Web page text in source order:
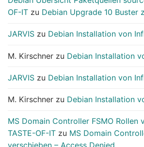
OF-IT zu Debian Upgrade 10 Buster
JARVIS zu Debian Installation von
M. Kirschner zu Debian Installation
JARVIS zu Debian Installation von
M. Kirschner zu Debian Installation
MS Domain Controller FSMO Rollen
TASTE-OF-IT zu MS Domain